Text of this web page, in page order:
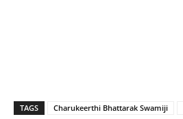
TAGS Charukeerthi Bhattarak Swamiji